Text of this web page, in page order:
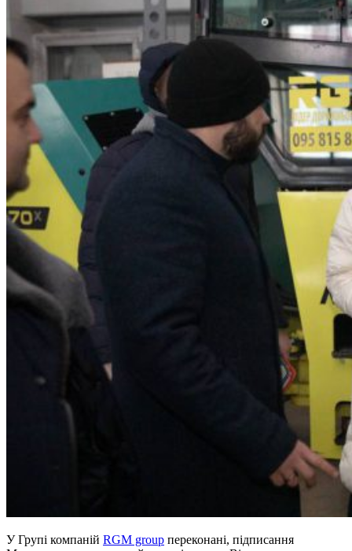
У Групі компаній RGM group переконані, підписання